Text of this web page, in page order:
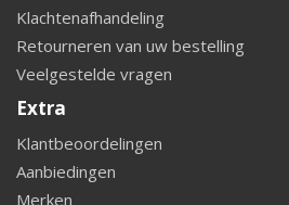
Klachtenafhandeling
Retourneren van uw bestelling
Veelgestelde vragen
Extra
Klantbeoordelingen
Aanbiedingen
Merken